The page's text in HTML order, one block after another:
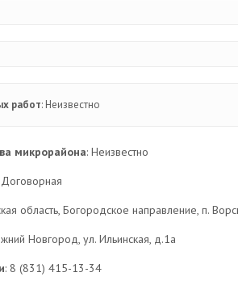
работ: Неизвестно
микрорайона: Неизвестно
Договорная
область, Богородское направление, п.
Новгород, ул. Ильинская, д.1а
: 8 (831) 415-13-34